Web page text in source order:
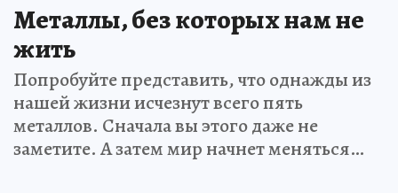
Металлы, без которых нам не
жить
Попробуйте представить, что однажды из
нашей жизни исчезнут всего пять
металлов. Сначала вы этого даже не
заметите. А затем мир начнет меняться…